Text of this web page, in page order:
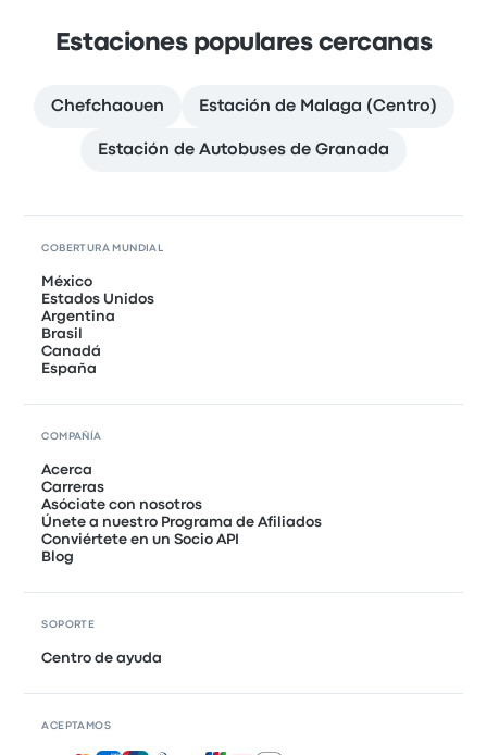
Estaciones populares cercanas
Chefchaouen Estación de Malaga (Centro)
Estación de Autobuses de Granada
COBERTURA MUNDIAL
México
Estados Unidos
Argentina
Brasil
Canadá
España
COMPAÑÍA
Acerca
Carreras
Asóciate con nosotros
Únete a nuestro Programa de Afiliados
Conviértete en un Socio API
Blog
SOPORTE
Centro de ayuda
ACEPTAMOS